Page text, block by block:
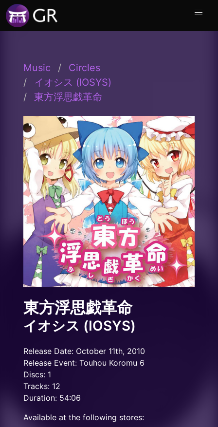
Music
Circles
イオシス (IOSYS)
東方浮思戯革命
東方浮思戯革命
イオシス (IOSYS)
Release Date: October 11th, 2010
Release Event: Touhou Koromu 6
Discs: 1
Tracks: 12
Duration: 54:06
Available at the following stores: